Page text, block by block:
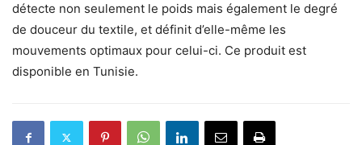
détecte non seulement le poids mais également le degré
de douceur du textile, et définit d’elle-même les
mouvements optimaux pour celui-ci. Ce produit est
disponible en Tunisie.